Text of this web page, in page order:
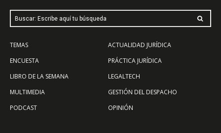
Buscar: Escribe aquí tu búsqueda
TEMAS
ENCUESTA
LIBRO DE LA SEMANA
MULTIMEDIA
PODCAST
ACTUALIDAD JURÍDICA
PRÁCTICA JURÍDICA
LEGALTECH
GESTIÓN DEL DESPACHO
OPINIÓN